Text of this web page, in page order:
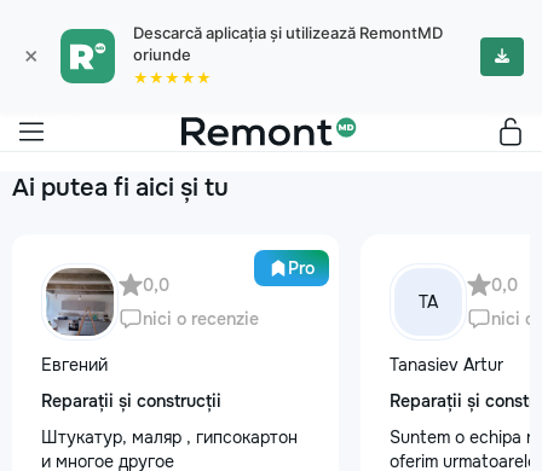
×
Descarcă aplicația și utilizează RemontMD
oriunde
★★★★★
Ai putea fi aici și tu
Pro
0,0
nici o recenzie
Евгений
Reparații și construcții
Штукатур, маляр , гипсокартон
и многое другое
TA
0,0
nici o
Tanasiev Artur
Reparații și
Suntem o echipa
oferim urmatoarele